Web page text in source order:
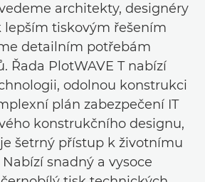
architekty, designéry
lepším tiskovým řešením
detailním potřebám
Řada PlotWAVE T nabízí
odolnou konstrukci
plán zabezpečení IT
konstrukčního designu,
šetrný přístup k životnímu
snadný a vysoce